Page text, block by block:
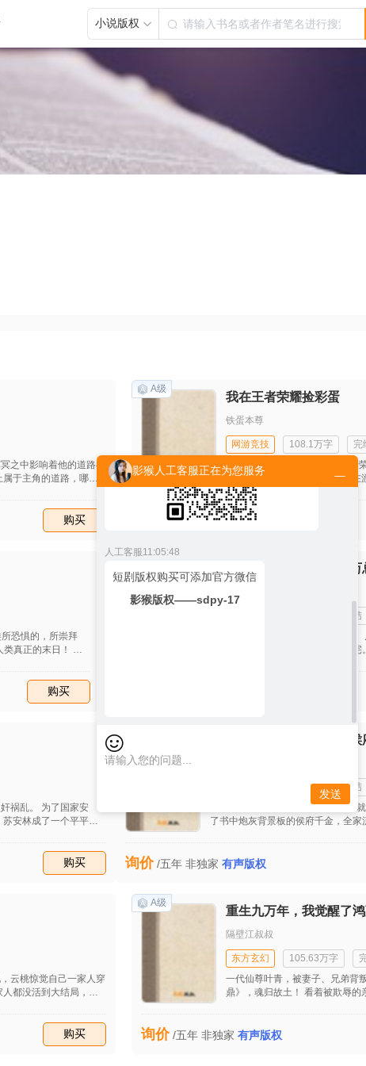
小说版权
之中影响着他的道路与
于主角的道路，哪怕
是什么主角，而是一
现在我想当个好人啊！
购买
A级
我在王者荣耀捡彩蛋
铁蛋本尊
网游竞技 108.1万字
完
林祥为了追求女神，入坑《王者
落。 然而他意外发现，自己能
蛋！ 【拾取成功，获得黄金彩
彩蛋：13000rmb】 【拾取成功
功，获得巅峰彩蛋：真视之眼】
询价 /五年非独家 有声版权
恐惧的，所崇拜
真正的末日！ 灵
……神魔纪元！
购买
A级
避孕药失效，我怀上了亿
完结
顾繁星前脚跟苏暮沉坦白怀孕的事
就入住了苏总那一千多平米的大豪
感受到胎动，他那激动的神情让顾
祸乱。 为了国家安
安林成了一个平平无
自己已经是全属性大
购买
大婚当天被抄家？我搬空
100.79万字
完结
【抄家流放+空间+种田】 穿书开局
了书中炮灰背景板的侯府千金，全
路上养的白胖滋润。 西北苦寒贫瘠
询价 /五年 非独家 有声版权
云桃惊觉自己一家人穿
购买
A级
重生九万年，我觉醒了
隔壁江叔叔
东方玄幻 105.63万字
一代仙尊叶青，被妻子、兄弟背
鼎》，魂归故土！ 看着被欺辱
武者，拥有极品灵根？不好意思
询价 /五年 非独家 有声版权
影猴人工客服正在为您服务
小说有声版权购买可添加
人工客服11:05:48
短剧版权购买可添加官方微信
影猴版权——sdpy-17
发送